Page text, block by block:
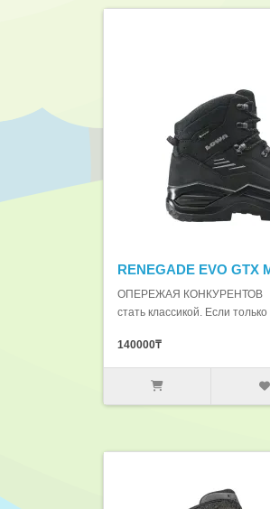
RENEGADE EVO GTX
ОПЕРЕЖАЯ КОНКУРЕНТОВ
стать классикой. Если
140000₸